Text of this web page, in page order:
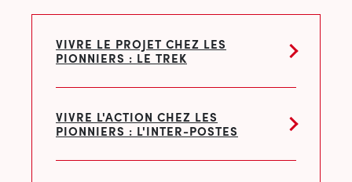
VIVRE LE PROJET CHEZ LES
PIONNIERS : LE TREK
VIVRE L'ACTION CHEZ LES
PIONNIERS : L'INTER-POSTES